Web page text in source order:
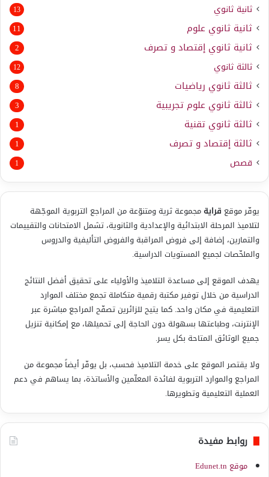
ثانية ثانوي 13
ثانية ثانوي علوم 11
ثانية ثانوي إقتصاد و تصرف 2
ثالثة ثانوي 12
ثالثة ثانوي رياضيات 8
ثالثة ثانوي علوم تجريبية 3
ثالثة ثانوي تقنية 1
ثالثة إقتصاد و تصرف 1
قصص 1
يوفّر موقع قرايةمجموعة ثرية ومتنوّعة من المراجع التربوية الموجّهة
لتلاميذ المرحلة الابتدائية والإعدادية والثانوية، تشمل الامتحانات والتقييمات
والتمارين، إضافة إلى فروض المراقبة والفروض التأليفية والدروس
والملخّصات لجميع المستويات الدراسية.
يهدف الموقع إلى مساعدة التلاميذ والأولياء على تحقيق أفضل النتائج
الدراسية من خلال توفير مكتبة رقمية متكاملة تجمع مختلف الموارد
التعليمية في مكان واحد. كما يتيح للزائرين تصفّح المراجع مباشرة عبر
الإنترنت، وطباعتها بسهولة دون الحاجة إلى تحميلها، مع إمكانية تنزيل
جميع الوثائق المتاحة بكل يسر.
ولا يقتصر الموقع على خدمة التلاميذ فحسب، بل يوفّر أيضاً مجموعة من
المراجع والموارد التربوية لفائدة المعلّمين والأساتذة، بما يساهم في دعم
العملية التعليمية وتطويرها.
روابط مفيدة
موقع Edunet.tn